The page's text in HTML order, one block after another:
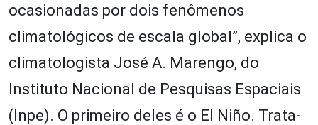
ocasionadas por dois fenômenos
climatológicos de escala global”, explica o
climatologista José A. Marengo, do
Instituto Nacional de Pesquisas Espaciais
(Inpe). O primeiro deles é o El Niño. Trata-